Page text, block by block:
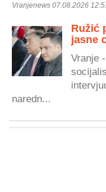
Vranjenews 07.08.2026
Ružić
jasne
Vranje
naredn...